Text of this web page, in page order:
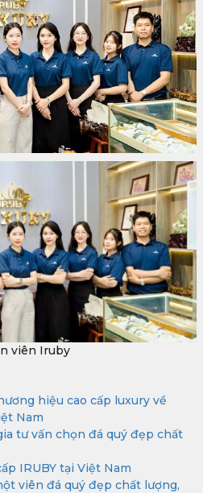
viên Iruby
hiệu cao cấp luxury về
Nam
tư vấn chọn đá quý đẹp chất
IRUBY tại Việt Nam
viên đá quý đẹp chất lượng,